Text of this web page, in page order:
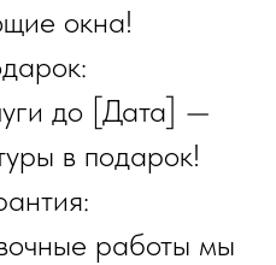
окна!
до [Дата] —
в подарок!
работы мы